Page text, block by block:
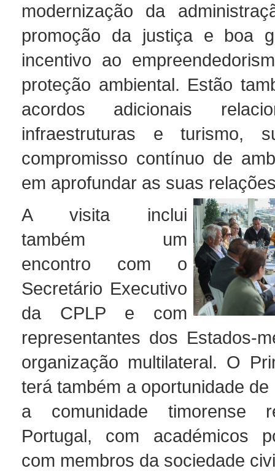
modernização da
promoção da justiça e boa
incentivo ao
proteção ambiental. Estão
acordos adicionais
infraestruturas e turismo,
compromisso contínuo de
em aprofundar as suas
A visita inclui
também um
encontro com o
Secretário Executivo
da CPLP e com
representantes dos Estados-
organização multilateral. O
terá também a oportunidade
a comunidade timorense
Portugal, com académicos
com membros da sociedade